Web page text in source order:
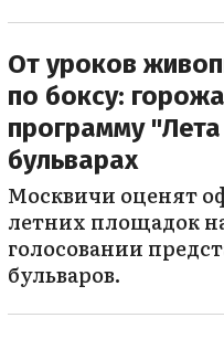
От уроков
по боксу:
программу
бульварах
Москвичи оценят
летних площадок
голосовании
бульваров.